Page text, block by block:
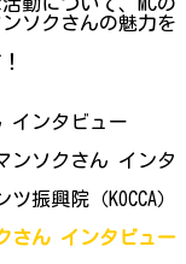
ソクさんの魅力を
インタビュー
ンソクさん インタ
振興院（KOCCA）
さん インタビュー